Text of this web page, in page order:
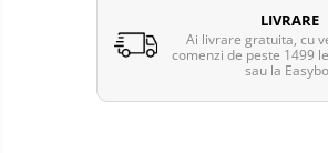
Telefoane mobile iHunt
Telefoane mobile Xiaomi
Telefoane mobile AGM
LIVRARE
Ai livrare gratuita, cu
comenzi de peste 1499
sau la